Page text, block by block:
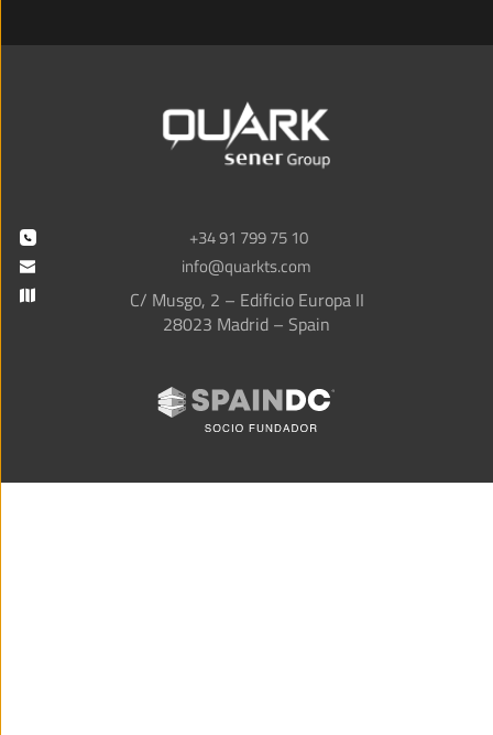
+34 91 799 75 10
info@quarkts.com
C/ Musgo, 2 – Edificio Europa II
28023 Madrid – Spain